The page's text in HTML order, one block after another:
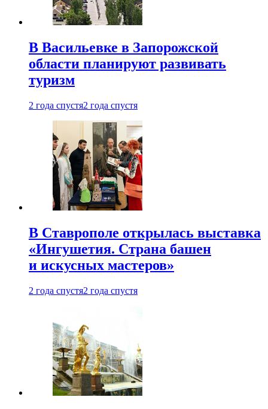
В Васильевке в Запорожской
области планируют развивать
туризм
2 года спустя2 года спустя
В Ставрополе открылась выставка
«Ингушетия. Страна башен
и искусных мастеров»
2 года спустя2 года спустя